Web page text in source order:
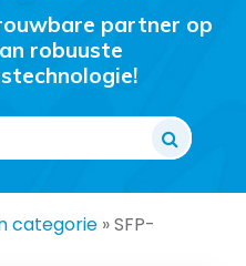
partner op
robuuste
categorie »SFP-